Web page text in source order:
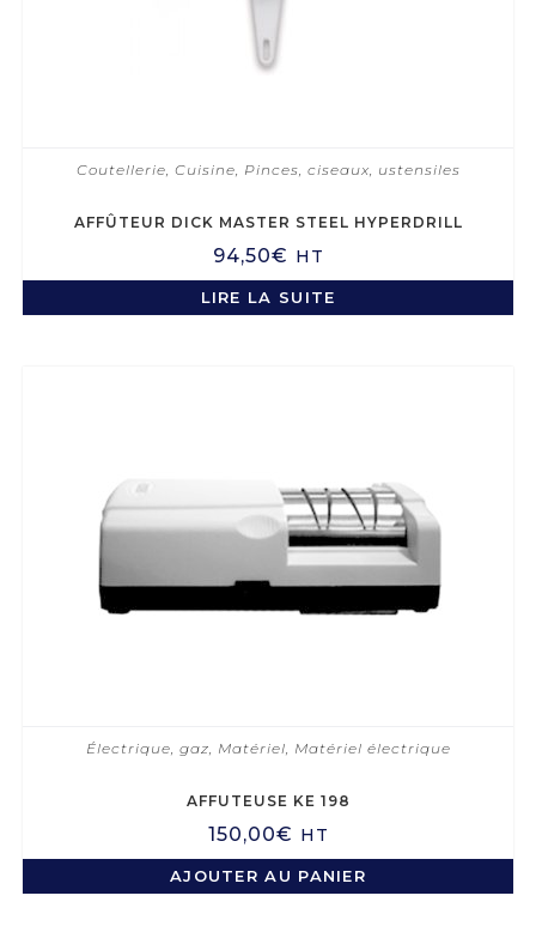
Coutellerie, Cuisine, Pinces, ciseaux, ustensiles
AFFÛTEUR DICK MASTER STEEL HYPERDRILL
94,50€ HT
LIRE LA SUITE
Électrique, gaz Matériel Matériel électrique
AFFUTEUSE KE 198
150,00€ HT
AJOUTER AU PANIER